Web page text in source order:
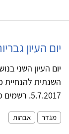
יום העיון
יום העיון השני
השנתית להנחיית
5.7.2017. רשמים מיום העיון ניתן ל
מגדר אבהות